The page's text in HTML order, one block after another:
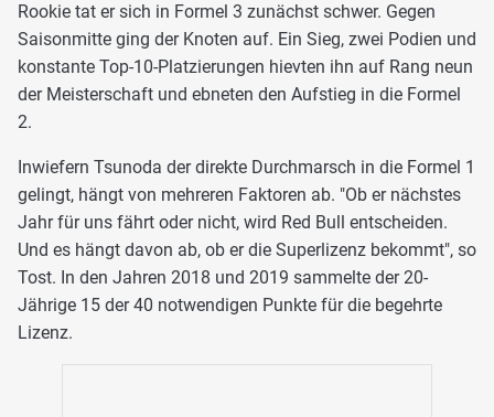
Rookie tat er sich in Formel 3 zunächst schwer. Gegen
Saisonmitte ging der Knoten auf. Ein Sieg, zwei Podien und
konstante Top-10-Platzierungen hievten ihn auf Rang neun
der Meisterschaft und ebneten den Aufstieg in die Formel
2.
Inwiefern Tsunoda der direkte Durchmarsch in die Formel 1
gelingt, hängt von mehreren Faktoren ab. "Ob er nächstes
Jahr für uns fährt oder nicht, wird Red Bull entscheiden.
Und es hängt davon ab, ob er die Superlizenz bekommt", so
Tost. In den Jahren 2018 und 2019 sammelte der 20-
Jährige 15 der 40 notwendigen Punkte für die begehrte
Lizenz.